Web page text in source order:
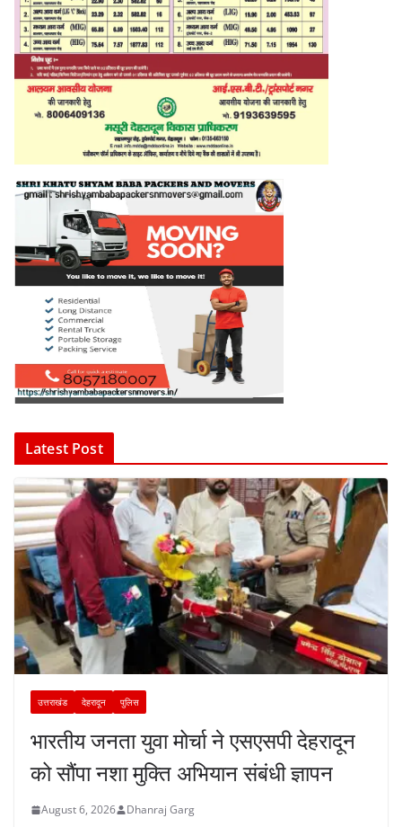
Latest Post
उत्तराखंड देहरादून पुलिस
भारतीय जनता युवा मोर्चा ने एसएसपी देहरादून
को सौंपा नशा मुक्ति अभियान संबंधी ज्ञापन
August 6, 2026 Dhanraj Garg